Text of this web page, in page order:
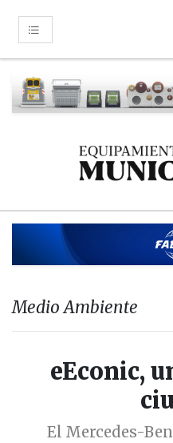
Medio Ambiente
eEconic,
El Mercedes-